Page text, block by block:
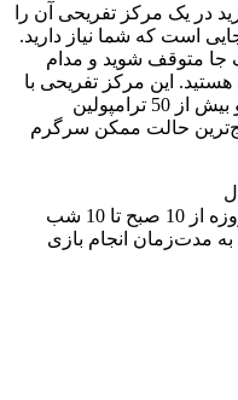
در یک مرکز تفریحی آن را
است که شما نیاز دارید.
جا متوقف شوید و مدام
این مرکز تفریحی با
دیواره‌های کوه‌نوردی، زمین بسکتبال و بیش از 50 ترامپولین
حالت ممکن سرگرم
صبح تا 10 شب
به مدت‌زمان انجام بازی